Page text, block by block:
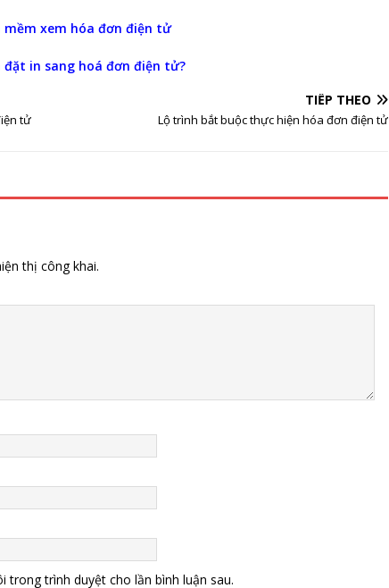
mềm xem hóa đơn điện tử
in sang hoá đơn điện tử?
tử
TIẾP THEO
Lộ trình bắt buộc thực hiện hóa đơn điện tử
thị công khai.
trong trình duyệt cho lần bình luận sau.